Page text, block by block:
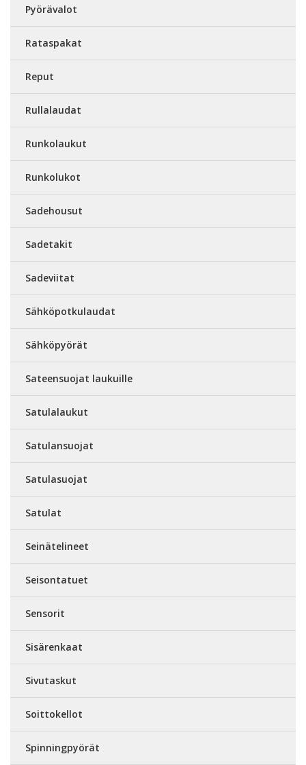
Pyörävalot
Rataspakat
Reput
Rullalaudat
Runkolaukut
Runkolukot
Sadehousut
Sadetakit
Sadeviitat
Sähköpotkulaudat
Sähköpyörät
Sateensuojat laukuille
Satulalaukut
Satulansuojat
Satulasuojat
Satulat
Seinätelineet
Seisontatuet
Sensorit
Sisärenkaat
Sivutaskut
Soittokellot
Spinningpyörät